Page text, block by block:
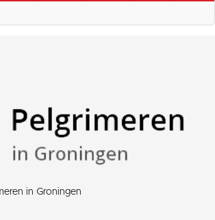
in Groningen